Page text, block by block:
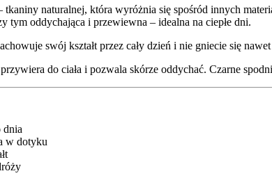
naturalnej, która wyróżnia się spośród innych
oddychająca i przewiewna – idealna na ciepłe dni.
swój kształt przez cały dzień i nie gniecie się
do ciała i pozwala skórze oddychać. Czarne
dnia
w dotyku